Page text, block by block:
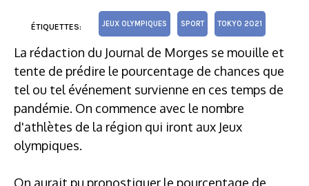
ÉTIQUETTES: JEUX OLYMPIQUES SPORT TOKYO 2021
La rédaction du Journal de Morges se mouille et
tente de prédire le pourcentage de chances que
tel ou tel événement survienne en ces temps de
pandémie. On commence avec le nombre
d'athlètes de la région qui iront aux Jeux
olympiques.
On aurait pu pronostiquer le pourcentage de